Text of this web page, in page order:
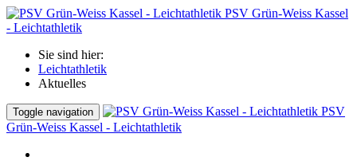
PSV Grün-Weiss Kassel
- Leichtathletik
Sie sind hier:
Leichtathletik
Aktuelles
Toggle navigation
PSV
Grün-Weiss Kassel - Leichtathletik